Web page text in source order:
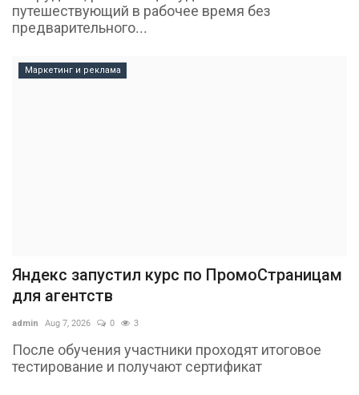
путешествующий в рабочее время без
предварительного...
Маркетинг и реклама
Яндекс запустил курс по ПромоСтраницам
для агентств
admin Aug 7, 2026 0 3
После обучения участники проходят итоговое
тестирование и получают сертификат